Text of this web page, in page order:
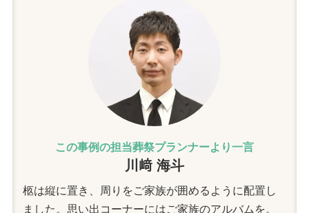
この事例の担当葬祭プランナーより一言
川﨑 海斗
柩は縦に置き、周りをご家族が囲めるように配置し
ました。思い出コーナーにはご家族のアルバムを。